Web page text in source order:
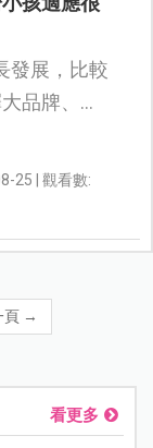
品牌、有
小孩從母
有任何不
25 | 觀看數:
頁 →
看更多